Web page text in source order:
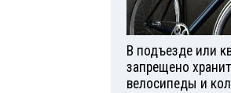
В подъезде или
запрещено
велосипеды и